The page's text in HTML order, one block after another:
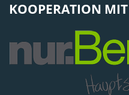
KOOPERATION MIT